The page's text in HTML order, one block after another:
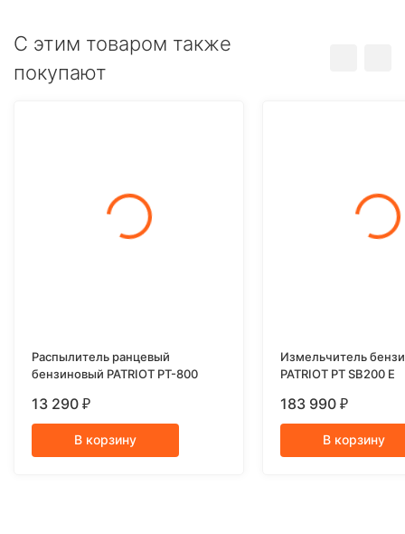
C этим товаром также
покупают
Распылитель ранцевый
бензиновый PATRIOT PT-800
13 290 ₽
В корзину
Измельчитель
PATRIOT PT SB200 E
183 990 ₽
В корзину